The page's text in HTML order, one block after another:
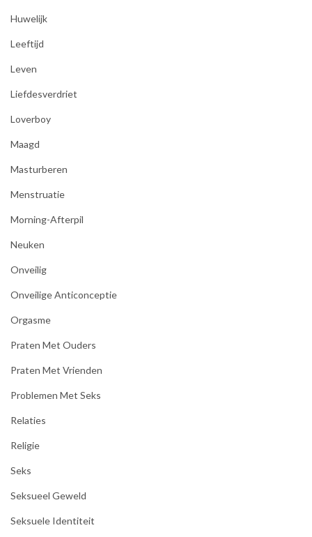
Huwelijk
Leeftijd
Leven
Liefdesverdriet
Loverboy
Maagd
Masturberen
Menstruatie
Morning-Afterpil
Neuken
Onveilig
Onveilige Anticonceptie
Orgasme
Praten Met Ouders
Praten Met Vrienden
Problemen Met Seks
Relaties
Religie
Seks
Seksueel Geweld
Seksuele Identiteit